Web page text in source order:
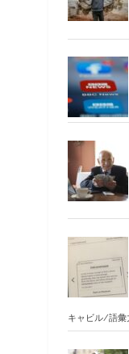
キャビル/語彙